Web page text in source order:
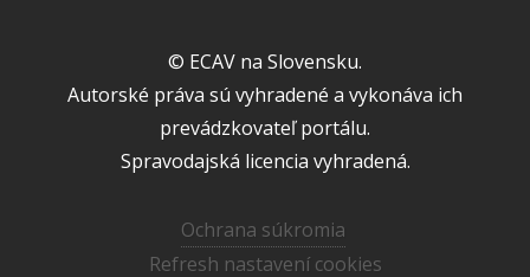
© ECAV na Slovensku.
Autorské práva sú vyhradené a vykonáva ich
prevádzkovateľ portálu.
Spravodajská licencia vyhradená.
Ochrana súkromia
Refresh nastavení cookies